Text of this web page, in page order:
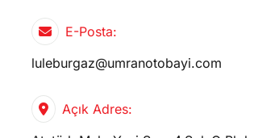
E-Posta:
luleburgaz@umranotobayi.com
Açık Adres: